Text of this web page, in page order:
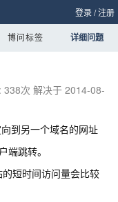
登录/注册
博问标签 详细问题
338次 解决于 2014-08-
到另一个域名的网址
端跳转。
短时间访问量会比较